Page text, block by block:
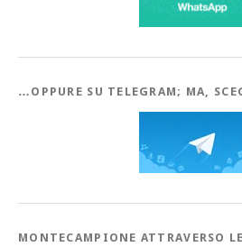
…OPPURE SU TELEGRAM; MA,
MONTECAMPIONE ATTRAVERSO